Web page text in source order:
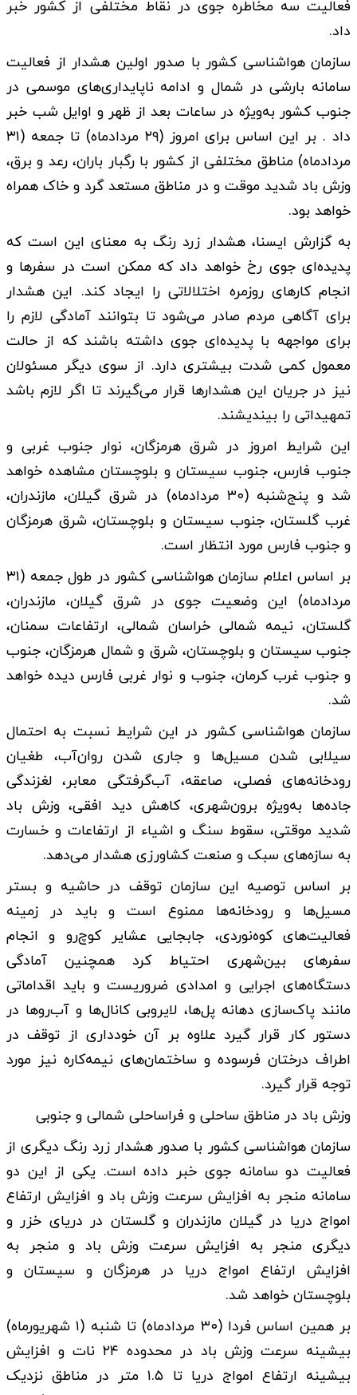
فعالیت سه مخاطره جوی در نقاط مختلفی از کشور خبر
داد.
سازمان هواشناسی کشور با صدور اولین هشدار از فعالیت
سامانه بارشی در شمال و ادامه ناپایداری‌های موسمی در
جنوب کشور به‌ویژه در ساعات بعد از ظهر و اوایل شب خبر
داد . بر این اساس برای امروز (۲۹ مردادماه) تا جمعه (۳۱
مردادماه) مناطق مختلفی از کشور با رگبار باران، رعد و برق،
وزش باد شدید موقت و در مناطق مستعد گرد و خاک همراه
خواهد بود.
به گزارش ایسنا، هشدار زرد رنگ به معنای این است که
پدیده‌ای جوی رخ خواهد داد که ممکن است در سفرها و
انجام کارهای روزمره اختلالاتی را ایجاد کند. این هشدار
برای آگاهی مردم صادر می‌شود تا بتوانند آمادگی لازم را
برای مواجهه با پدیده‌ای جوی داشته باشند که از حالت
معمول کمی شدت بیشتری دارد. از سوی دیگر مسئولان
نیز در جریان این هشدارها قرار می‌گیرند تا اگر لازم باشد
تمهیداتی را بیندیشند.
این شرایط امروز در شرق هرمزگان، نوار جنوب غربی و
جنوب فارس، جنوب سیستان و بلوچستان مشاهده خواهد
شد و پنج‌شنبه (۳۰ مردادماه) در شرق گیلان، مازندران،
غرب گلستان، جنوب سیستان و بلوچستان، شرق هرمزگان
و جنوب فارس مورد انتظار است.
بر اساس اعلام سازمان هواشناسی کشور در طول جمعه (۳۱
مردادماه) این وضعیت جوی در شرق گیلان، مازندران،
گلستان، نیمه شمالی خراسان شمالی، ارتفاعات سمنان،
جنوب سیستان و بلوچستان، شرق و شمال هرمزگان، جنوب
و جنوب غرب کرمان، جنوب و نوار غربی فارس دیده خواهد
شد.
سازمان هواشناسی کشور در این شرایط نسبت به احتمال
سیلابی شدن مسیل‌ها و جاری شدن روان‌آب، طغیان
رودخانه‌های فصلی، صاعقه، آب‌گرفتگی معابر، لغزندگی
جاده‌ها به‌ویژه برون‌شهری، کاهش دید افقی، وزش باد
شدید موقتی، سقوط سنگ و اشیاء از ارتفاعات و خسارت
به سازه‌های سبک و صنعت کشاورزی هشدار می‌دهد.
بر اساس توصیه این سازمان توقف در حاشیه و بستر
مسیل‌ها و رودخانه‌ها ممنوع است و باید در زمینه
فعالیت‌های کوه‌نوردی، جابجایی عشایر کوچ‌رو و انجام
سفرهای بین‌شهری احتیاط کرد همچنین آمادگی
دستگاه‌های اجرایی و امدادی ضروریست و باید اقداماتی
مانند پاک‌سازی دهانه پل‌ها، لایروبی کانال‌ها و آب‌روها در
دستور کار قرار گیرد علاوه بر آن خودداری از توقف در
اطراف درختان فرسوده و ساختمان‌های نیمه‌کاره نیز مورد
توجه قرار گیرد.
وزش باد در مناطق ساحلی و فراساحلی شمالی و جنوبی
سازمان هواشناسی کشور با صدور هشدار زرد رنگ دیگری از
فعالیت دو سامانه جوی خبر داده است. یکی از این دو
سامانه منجر به افزایش سرعت وزش باد و افزایش ارتفاع
امواج دریا در گیلان مازندران و گلستان در دریای خزر و
دیگری منجر به افزایش سرعت وزش باد و منجر به
افزایش ارتفاع امواج دریا در هرمزگان و سیستان و
بلوچستان خواهد شد.
بر همین اساس فردا (۳۰ مردادماه) تا شنبه (۱ شهریورماه)
بیشینه سرعت وزش باد در محدوده ۲۴ نات و افزایش
بیشینه ارتفاع امواج دریا تا ۱.۵ متر در مناطق نزدیک